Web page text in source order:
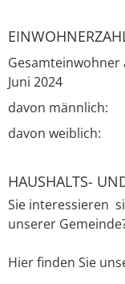
Gesamteinwohner
Juni 2024
davon männlich:
davon weiblich:
HAUSHALTS-
Sie interessieren
unserer
Hier finden Sie